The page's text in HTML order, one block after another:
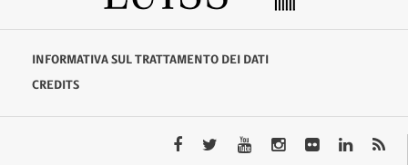
INFORMATIVA SUL TRATTAMENTO DEI DATI
CREDITS